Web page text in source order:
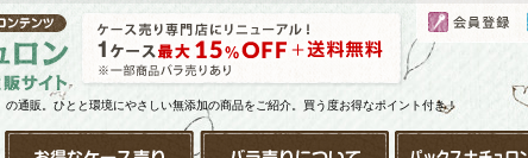
通販。ひとと環境にやさしい無添加の商品をご紹介。買う度お得なポイント付き！